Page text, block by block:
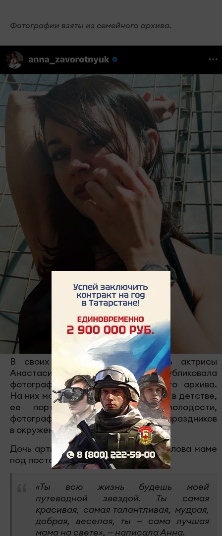
Фотографии взяты из семейного архива.
В своих социальных сетях дочь актрисы
Анастасии Заворотнюк Анна опубликовала
фотографии с мамой из семейного архива.
На них можно увидеть саму актрису в детстве,
ее портреты, сделанные в молодости,
фотографии с домашних праздников
в окружении детей.
Дочь артистки выразила ласковые слова маме
под постом.
«Ты всю жизнь будешь моей
путеводной звездой. Ты самая
красивая, самая талантливая, мудрая,
добрая, веселая, ты — сама лучшая
мама на свете», — написала Анна.